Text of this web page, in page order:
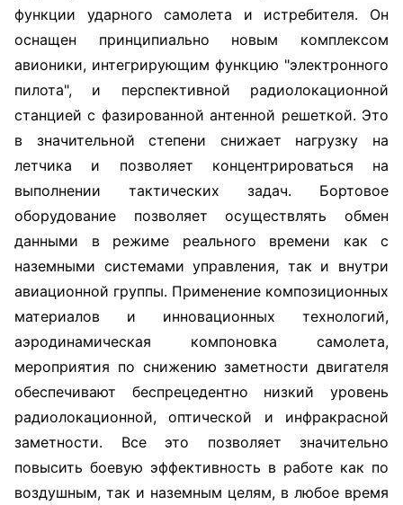
функции ударного самолета и истребителя. Он
оснащен принципиально новым комплексом
авионики, интегрирующим функцию "электронного
пилота", и перспективной радиолокационной
станцией с фазированной антенной решеткой. Это
в значительной степени снижает нагрузку на
летчика и позволяет концентрироваться на
выполнении тактических задач. Бортовое
оборудование позволяет осуществлять обмен
данными в режиме реального времени как с
наземными системами управления, так и внутри
авиационной группы. Применение композиционных
материалов и инновационных технологий,
аэродинамическая компоновка самолета,
мероприятия по снижению заметности двигателя
обеспечивают беспрецедентно низкий уровень
радиолокационной, оптической и инфракрасной
заметности. Все это позволяет значительно
повысить боевую эффективность в работе как по
воздушным, так и наземным целям, в любое время